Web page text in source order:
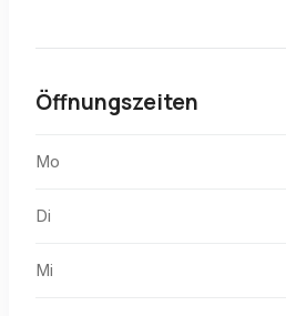
Öffnungszeiten
Mo
Di
Mi